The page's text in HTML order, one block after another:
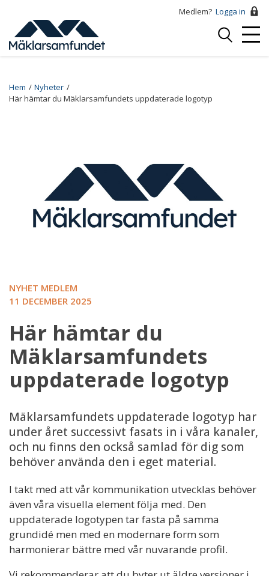
huvudinnehåll
Medlem? Logga in
Logga
Breadcrumb
Hem
Nyheter
Här hämtar du Mäklarsamfundets uppdaterade logotyp
NYHET MEDLEM
11 DECEMBER 2025
Här hämtar du
Mäklarsamfundets
uppdaterade logotyp
Mäklarsamfundets uppdaterade logotyp har
under året successivt fasats in i våra kanaler,
och nu finns den också samlad för dig som
behöver använda den i eget material.
I takt med att vår kommunikation utvecklas behöver
även våra visuella element följa med. Den
uppdaterade logotypen tar fasta på samma
grundidé men med en modernare form som
harmonierar bättre med vår nuvarande profil.